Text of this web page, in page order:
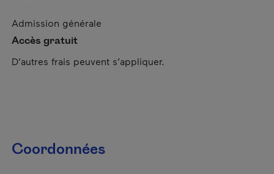
Admission générale
Accès gratuit
D’autres frais peuvent s’appliquer.
Coordonnées